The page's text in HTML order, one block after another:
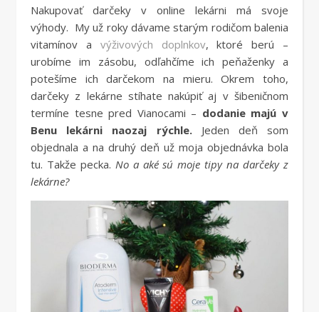
Nakupovať darčeky v online lekárni má svoje
výhody. My už roky dávame starým rodičom balenia
vitamínov a výživových doplnkov, ktoré berú –
urobíme im zásobu, odľahčíme ich peňaženky a
potešíme ich darčekom na mieru. Okrem toho,
darčeky z lekárne stíhate nakúpiť aj v šibeničnom
termíne tesne pred Vianocami – dodanie majú v
Benu lekárni naozaj rýchle.Jeden deň som
objednala a na druhý deň už moja objednávka bola
tu. Takže pecka. No a aké sú moje tipy na darčeky z
lekárne?